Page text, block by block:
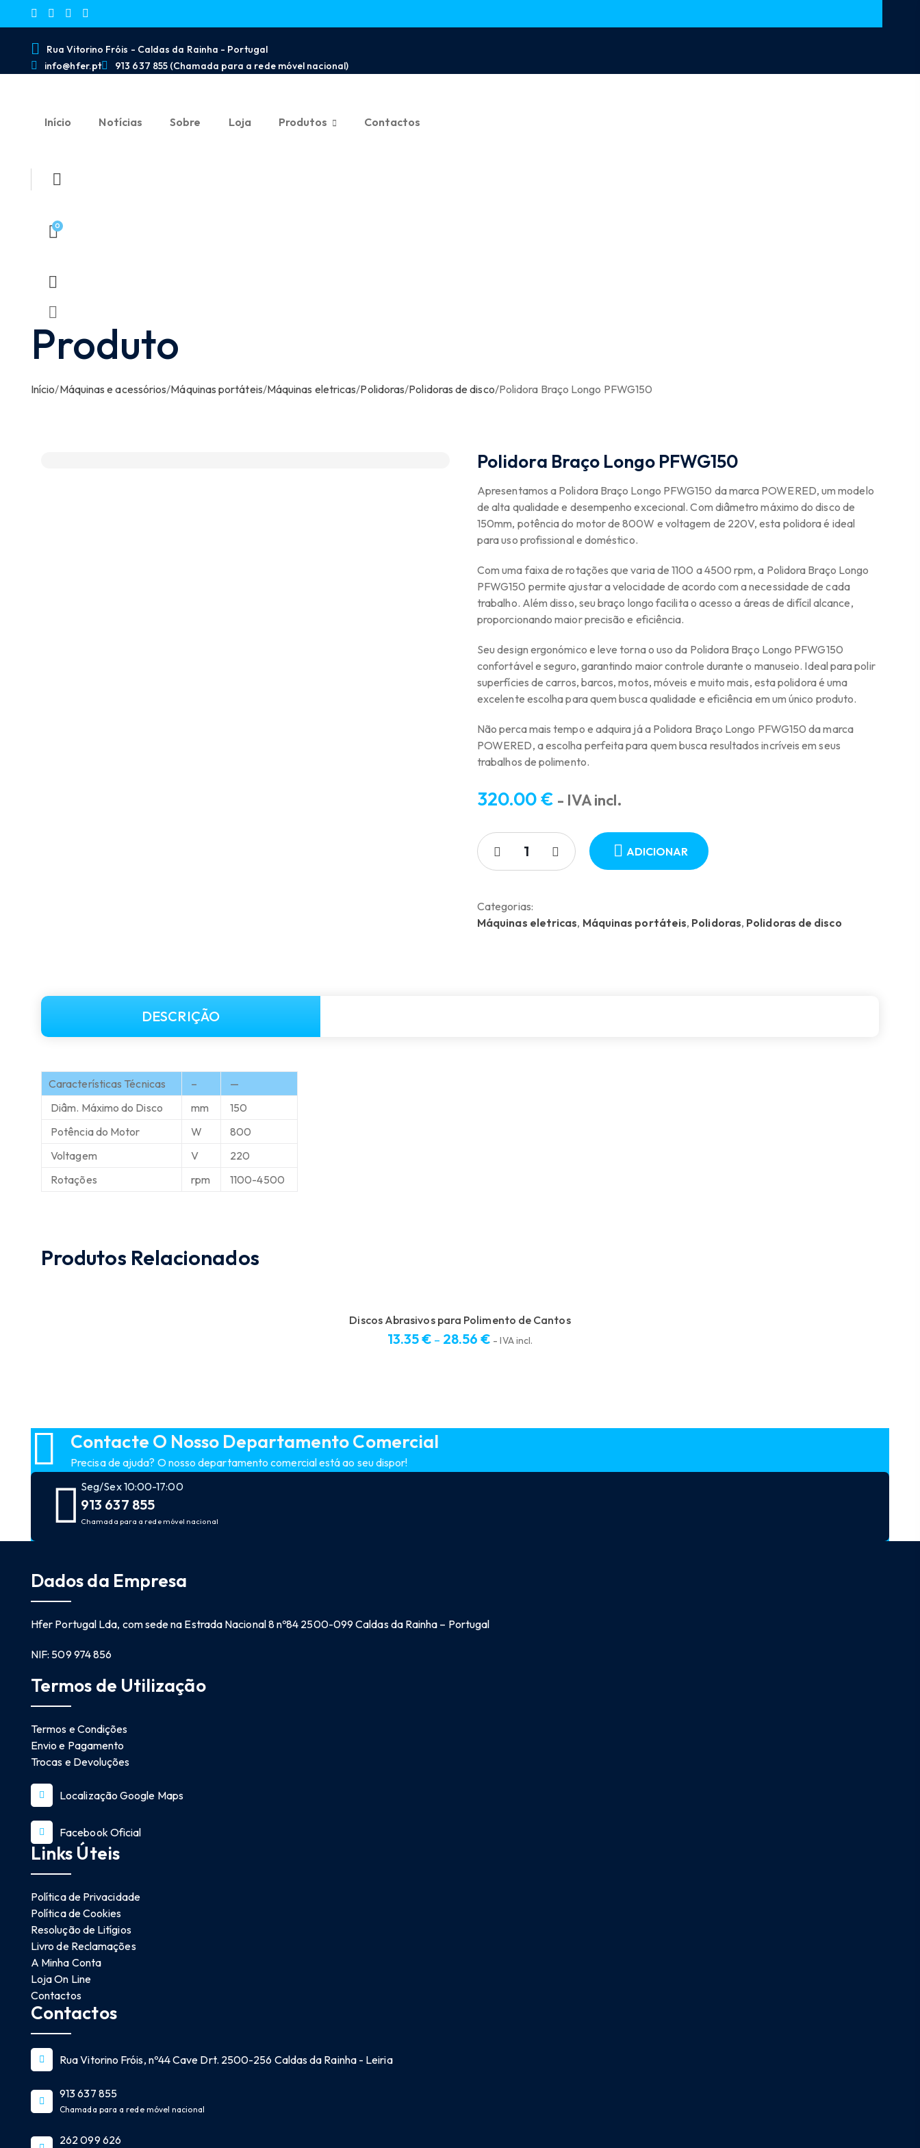
Rua Vitorino Fróis - Caldas da Rainha - Portugal
info@hfer.pt
913 637 855 (Chamada para a rede móvel nacional)
Início Notícias Sobre Loja Produtos Contactos
0
Produto
Início/Máquinas e acessórios/Máquinas portáteis/Máquinas eletricas/Polidoras/Polidoras de disco/Polidora Braço Longo PFWG150
Polidora Braço Longo PFWG150
Apresentamos a Polidora Braço Longo PFWG150 da marca POWERED, um modelo
de alta qualidade e desempenho excecional. Com diâmetro máximo do disco de
150mm, potência do motor de 800W e voltagem de 220V, esta polidora é ideal
para uso profissional e doméstico.
Com uma faixa de rotações que varia de 1100 a 4500 rpm, a Polidora Braço Longo
PFWG150 permite ajustar a velocidade de acordo com a necessidade de cada
trabalho. Além disso, seu braço longo facilita o acesso a áreas de difícil alcance,
proporcionando maior precisão e eficiência.
Seu design ergonómico e leve torna o uso da Polidora Braço Longo PFWG150
confortável e seguro, garantindo maior controle durante o manuseio. Ideal para polir
superfícies de carros, barcos, motos, móveis e muito mais, esta polidora é uma
excelente escolha para quem busca qualidade e eficiência em um único produto.
Não perca mais tempo e adquira já a Polidora Braço Longo PFWG150 da marca
POWERED, a escolha perfeita para quem busca resultados incríveis em seus
trabalhos de polimento.
320.00€ - IVA incl.
ADICIONAR
Categorias:
Máquinas eletricas, Máquinas portáteis, Polidoras, Polidoras de disco
DESCRIÇÃO
Características Técnicas –
—
Diâm. Máximo do Disco
mm
150
Potência do Motor
W
800
Voltagem
V
220
Rotações
rpm 1100-4500
Produtos Relacionados
Discos Abrasivos para Polimento de Cantos
13.35€ – 28.56€ - IVA incl.
Contacte O Nosso Departamento Comercial
Precisa de ajuda? O nosso departamento comercial está ao seu dispor!
Seg/Sex 10:00-17:00
913 637 855
Chamada para a rede móvel nacional
Dados da Empresa
Hfer Portugal Lda, com sede na Estrada Nacional 8 nº84 2500-099 Caldas da Rainha – Portugal
NIF: 509 974 856
Termos de Utilização
Termos e Condições
Envio e Pagamento
Trocas e Devoluções
Localização Google Maps
Facebook Oficial
Links Úteis
Política de Privacidade
Política de Cookies
Resolução de Litígios
Livro de Reclamações
A Minha Conta
Loja On Line
Contactos
Contactos
Rua Vitorino Fróis, nº44 Cave Drt. 2500-256 Caldas da Rainha - Leiria
913 637 855
Chamada para a rede móvel nacional
262 099 626